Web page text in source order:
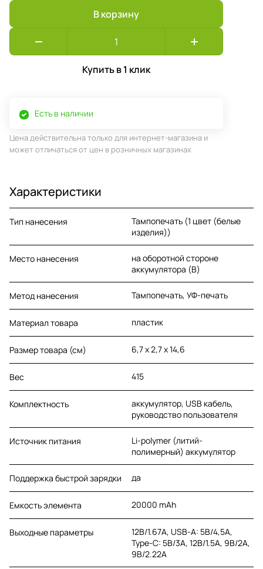
В корзину
Купить в 1 клик
Есть в наличии
Цена действительна только для интернет-магазина и
может отличаться от цен в розничных магазинах
Характеристики
Тип нанесения
Тампопечать (1 цвет (белые
изделия))
Место нанесения
на оборотной стороне
аккумулятора (B)
Метод нанесения Тампопечать, УФ-печать
Материал товара пластик
Размер товара (см) 6,7 х 2,7 х 14,6
Вес 415
Комплектность
аккумулятор, USB кабель,
руководство пользователя
Источник питания
Li-polymer (литий-
полимерный) аккумулятор
Поддержка быстрой зарядки да
Емкость элемента 20000 mAh
Выходные параметры
12В/1.67A, USB-А: 5В/4,5A,
Type-C: 5В/3A, 12В/1.5А, 9В/2А,
9В/2.22A